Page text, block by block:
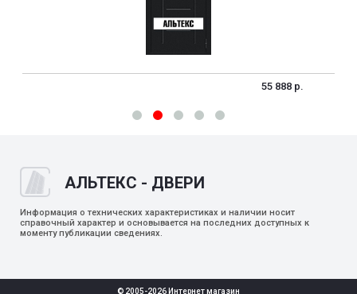
55 888 р.
АЛЬТЕКС - ДВЕРИ
Информация о технических характеристиках и наличии носит
справочный характер и основывается на последних доступных к
моменту публикации сведениях.
© 2005-2026 Интернет магазин